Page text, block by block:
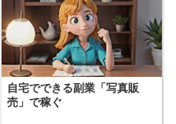
自宅でできる副業「写真販
売」で稼ぐ